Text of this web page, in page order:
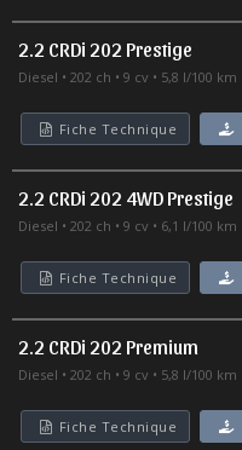
2.2 CRDi 202 Prestige
Diesel 202 ch 9 cv 5,8 l/100 km
Fiche Technique
2.2 CRDi 202 4WD Prestige
Diesel 202 ch 9 cv 6,1 l/100 km
Fiche Technique
2.2 CRDi 202 Premium
Diesel 202 ch 9 cv 5,8 l/100 km
Fiche Technique